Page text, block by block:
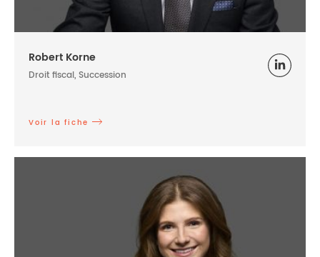
Robert Korne
Droit fiscal, Succession
Voir la fiche